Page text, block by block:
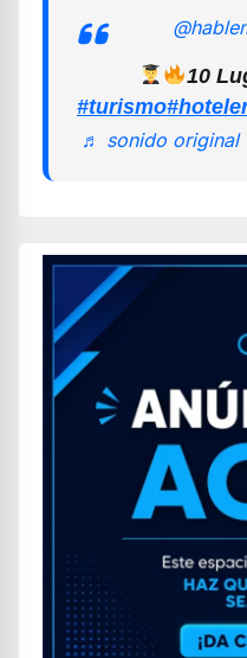
10
#turismo
♬ sonido original